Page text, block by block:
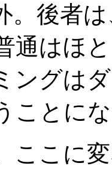
。後者
通はほ
ングは
ことに
こに